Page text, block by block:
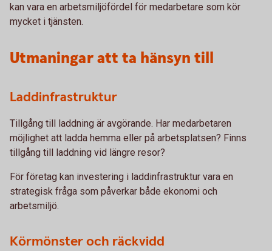
kan vara en arbetsmiljöfördel för medarbetare som kör
mycket i tjänsten.
Utmaningar att ta hänsyn till
Laddinfrastruktur
Tillgång till laddning är avgörande. Har medarbetaren
möjlighet att ladda hemma eller på arbetsplatsen? Finns
tillgång till laddning vid längre resor?
För företag kan investering i laddinfrastruktur vara en
strategisk fråga som påverkar både ekonomi och
arbetsmiljö.
Körmönster och räckvidd